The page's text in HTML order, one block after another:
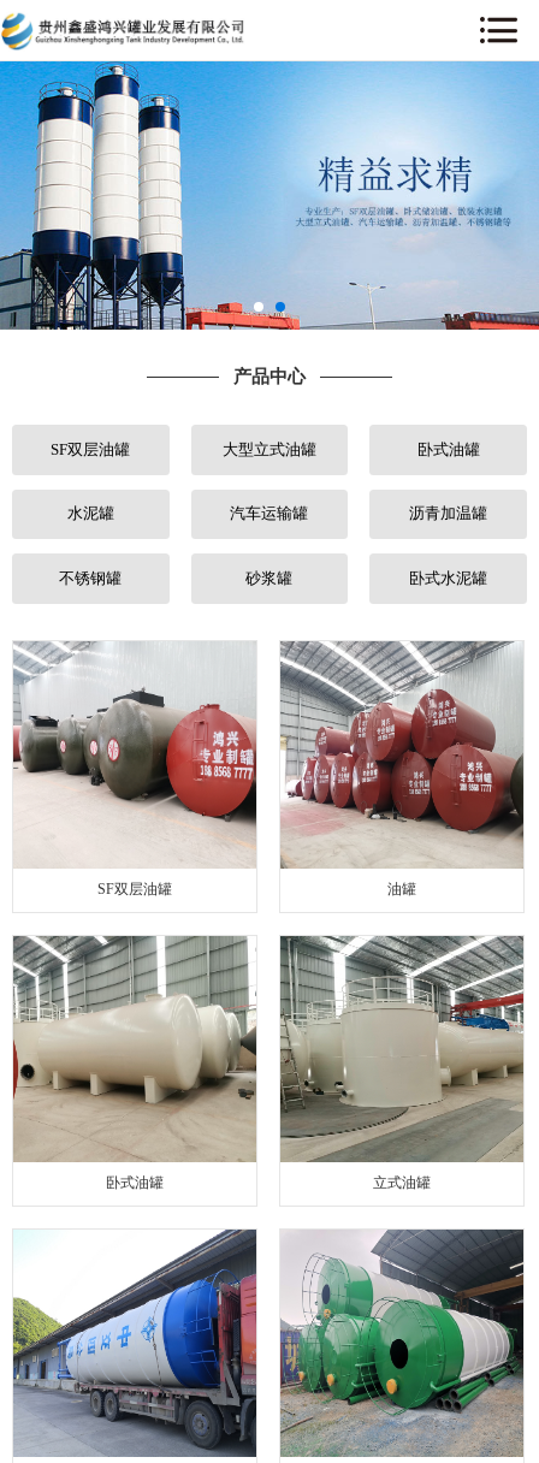
产品中心
SF双层油罐 大型立式油罐 卧式油罐
水泥罐 汽车运输罐 沥青加温罐
不锈钢罐 砂浆罐 卧式水泥罐
SF双层油罐 油罐
卧式油罐 立式油罐
网站首页
关于我们
产品中心
工程案例
售后服务
行业动态
人才招聘
联系我们